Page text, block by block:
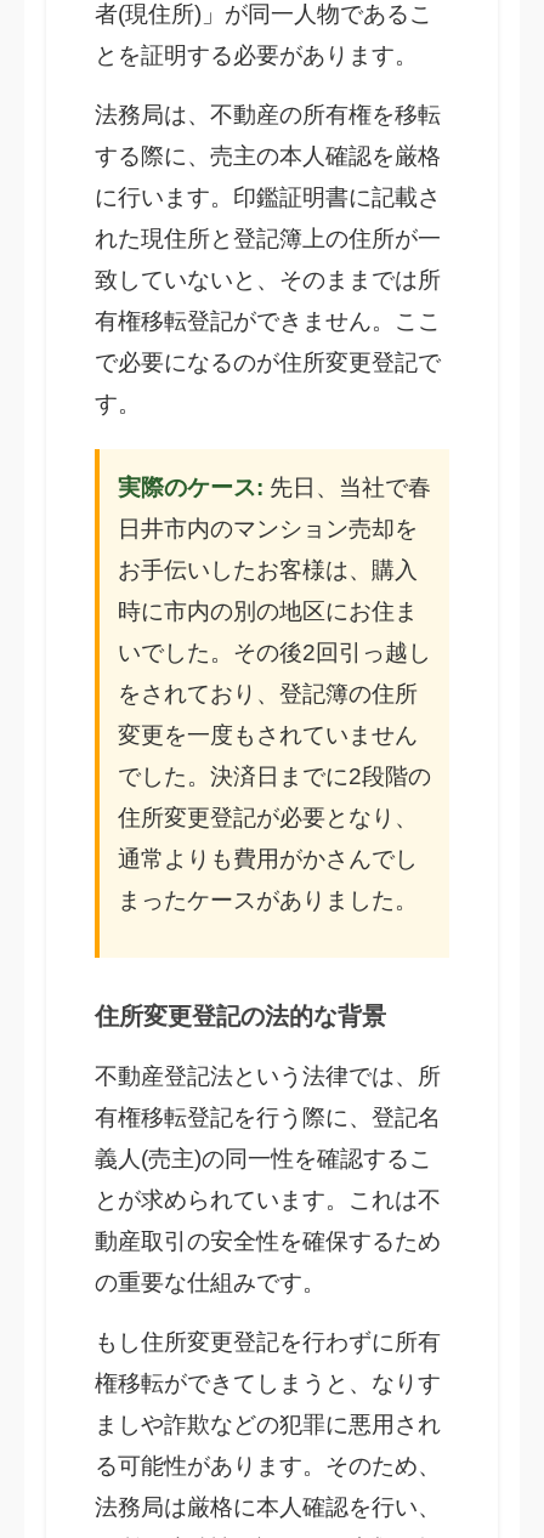
者(現住所)」が同一人物であるこ
とを証明する必要があります。
法務局は、不動産の所有権を移転
する際に、売主の本人確認を厳格
に行います。印鑑証明書に記載さ
れた現住所と登記簿上の住所が一
致していないと、そのままでは所
有権移転登記ができません。ここ
で必要になるのが住所変更登記で
す。
実際のケース: 先日、当社で春
日井市内のマンション売却を
お手伝いしたお客様は、購入
時に市内の別の地区にお住ま
いでした。その後2回引っ越し
をされており、登記簿の住所
変更を一度もされていません
でした。決済日までに2段階の
住所変更登記が必要となり、
通常よりも費用がかさんでし
まったケースがありました。
住所変更登記の法的な背景
不動産登記法という法律では、所
有権移転登記を行う際に、登記名
義人(売主)の同一性を確認するこ
とが求められています。これは不
動産取引の安全性を確保するため
の重要な仕組みです。
もし住所変更登記を行わずに所有
権移転ができてしまうと、なりす
ましや詐欺などの犯罪に悪用され
る可能性があります。そのため、
法務局は厳格に本人確認を行い、